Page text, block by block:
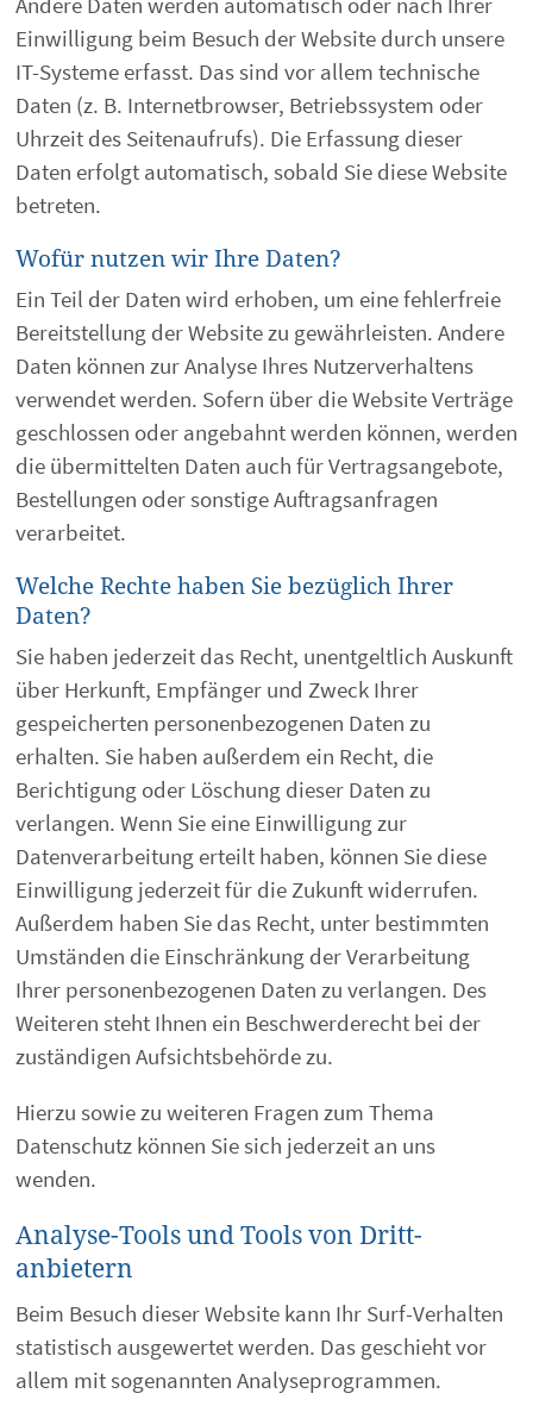
Einwilligung beim Besuch der Website durch unsere
IT-Systeme erfasst. Das sind vor allem technische
Daten (z. B. Internetbrowser, Betriebssystem oder
Uhrzeit des Seitenaufrufs). Die Erfassung dieser
Daten erfolgt automatisch, sobald Sie diese Website
betreten.
Wofür nutzen wir Ihre Daten?
Ein Teil der Daten wird erhoben, um eine fehlerfreie
Bereitstellung der Website zu gewährleisten. Andere
Daten können zur Analyse Ihres Nutzerverhaltens
verwendet werden. Sofern über die Website Verträge
geschlossen oder angebahnt werden können, werden
die übermittelten Daten auch für Vertragsangebote,
Bestellungen oder sonstige Auftragsanfragen
verarbeitet.
Welche Rechte haben Sie bezüglich Ihrer
Daten?
Sie haben jederzeit das Recht, unentgeltlich Auskunft
über Herkunft, Empfänger und Zweck Ihrer
gespeicherten personenbezogenen Daten zu
erhalten. Sie haben außerdem ein Recht, die
Berichtigung oder Löschung dieser Daten zu
verlangen. Wenn Sie eine Einwilligung zur
Datenverarbeitung erteilt haben, können Sie diese
Einwilligung jederzeit für die Zukunft widerrufen.
Außerdem haben Sie das Recht, unter bestimmten
Umständen die Einschränkung der Verarbeitung
Ihrer personenbezogenen Daten zu verlangen. Des
Weiteren steht Ihnen ein Beschwerderecht bei der
zuständigen Aufsichtsbehörde zu.
Hierzu sowie zu weiteren Fragen zum Thema
Datenschutz können Sie sich jederzeit an uns
wenden.
Analyse-Tools und Tools von Dritt­
anbietern
Beim Besuch dieser Website kann Ihr Surf-Verhalten
statistisch ausgewertet werden. Das geschieht vor
allem mit sogenannten Analyseprogrammen.